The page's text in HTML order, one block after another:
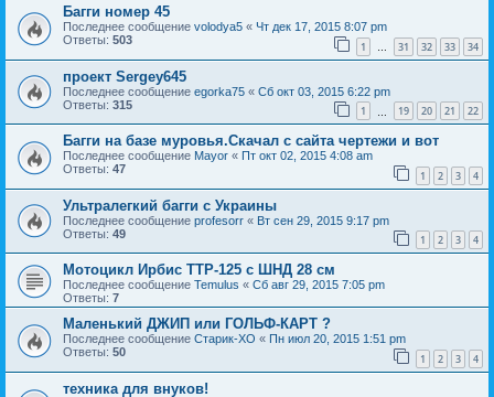
Багги номер 45
Последнее сообщение volodya5 « Чт дек 17, 2015 8:07 pm
Ответы: 503 1 31 32 33 34
проект Sergey645
Последнее сообщение egorka75 « Сб окт 03, 2015 6:22 pm
Ответы: 315 1 19 20 21 22
Багги на базе муровья.Скачал с сайта чертежи и вот
Последнее сообщение Mayor « Пт окт 02, 2015 4:08 am
Ответы: 47 1 2 3 4
Ультралегкий багги с Украины
Последнее сообщение profesorr « Вт сен 29, 2015 9:17 pm
Ответы: 49 1 2 3 4
Мотоцикл Ирбис ТТР-125 с ШНД 28 см
Последнее сообщение Temulus « Сб авг 29, 2015 7:05 pm
Ответы: 7
Маленький ДЖИП или ГОЛЬФ-КАРТ ?
Последнее сообщение Старик-ХО « Пн июл 20, 2015 1:51 pm
Ответы: 50 1 2 3 4
техника для внуков!